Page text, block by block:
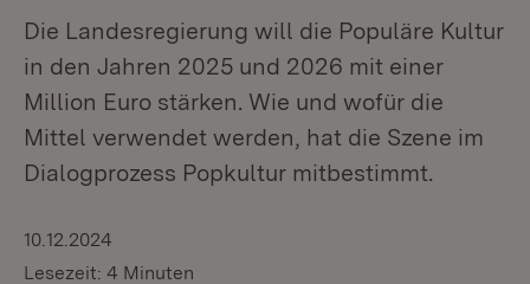
Die Landesregierung will die Populäre Kultur
in den Jahren 2025 und 2026 mit einer
Million Euro stärken. Wie und wofür die
Mittel verwendet werden, hat die Szene im
Dialogprozess Popkultur mitbestimmt.
10.12.2024
Lesezeit: 4 Minuten